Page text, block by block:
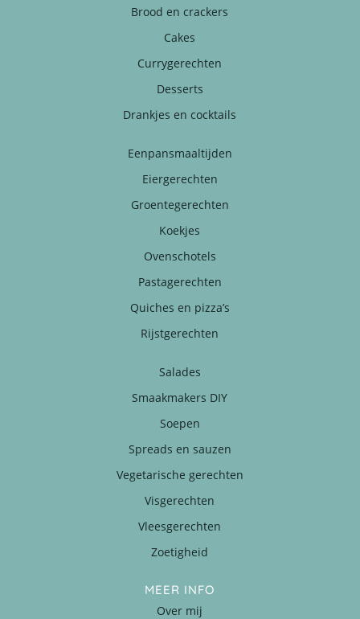
Brood en crackers
Cakes
Currygerechten
Desserts
Drankjes en cocktails
Eenpansmaaltijden
Eiergerechten
Groentegerechten
Koekjes
Ovenschotels
Pastagerechten
Quiches en pizza’s
Rijstgerechten
Salades
Smaakmakers DIY
Soepen
Spreads en sauzen
Vegetarische gerechten
Visgerechten
Vleesgerechten
Zoetigheid
MEER INFO
Over mij